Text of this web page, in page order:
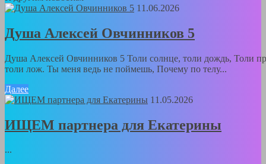
11.06.2026
Душа Алексей Овчинников 5
Душа Алексей Овчинников 5 Толи солнце, толи дождь, Толи
толи лож. Ты меня ведь не поймешь, Почему по телу...
Далее
11.05.2026
ИЩЕМ партнера для Екатерины
...